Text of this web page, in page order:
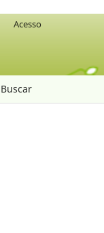
Buscar
Acesso